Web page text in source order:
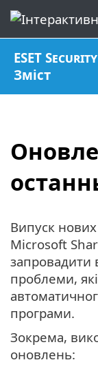
ESET
Зміст
Випуск нових
Microsoft
запровадити
проблеми,
програми.
Зокрема,
оновлень: